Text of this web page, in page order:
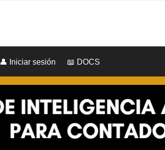
👤 Iniciar sesión 📖 DOCS